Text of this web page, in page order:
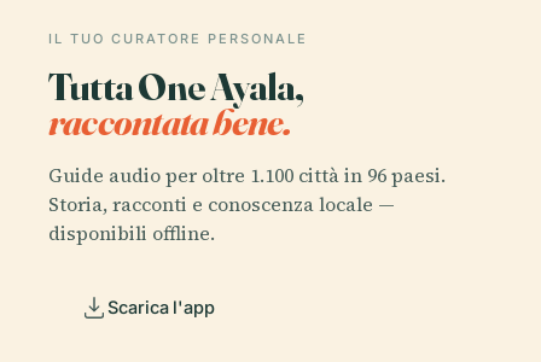
IL TUO CURATORE PERSONALE
Tutta One Ayala,
raccontata bene.
Guide audio per oltre 1.100 città in 96 paesi.
Storia, racconti e conoscenza locale —
disponibili offline.
Scarica l'app